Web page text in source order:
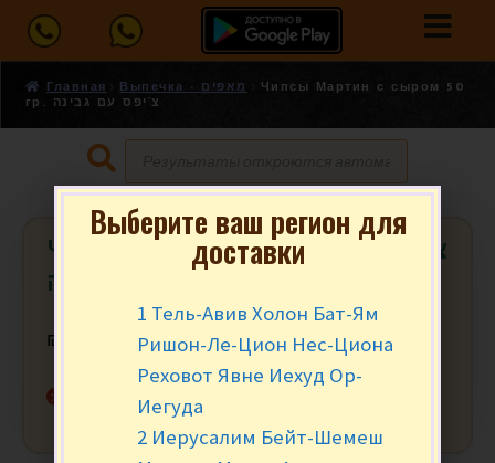
Главная Выпечка - מאפים
Чипсы Мартин с сыром 50
гр. צ’יפס עם גבינה
Чипсы Мартин с сыром 50 гр. צ’יפס
עם גבינה
₪ за уп.
Нет в наличии
Выберите ваш регион для
доставки
1 Тель-Авив Холон Бат-Ям
Ришон-Ле-Цион Нес-Циона
Реховот Явне Иехуд Ор-
Иегуда
2 Иерусалим Бейт-Шемеш